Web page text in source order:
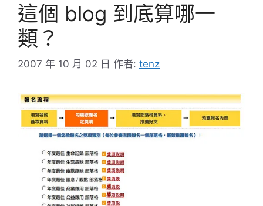
這個 blog 到底算哪一
類？
2007 年 10 月 02 日 作者: tenz